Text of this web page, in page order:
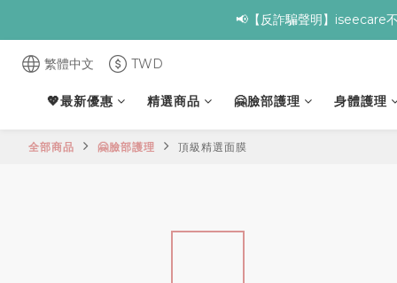
✨全館滿額贈 ➊滿９
📢【反詐騙聲明】iseecare
繁體中文 TWD
💖最新優惠 精選商品 🤗臉部護理 身體護理
全部商品 🤗臉部護理 頂級精選面膜